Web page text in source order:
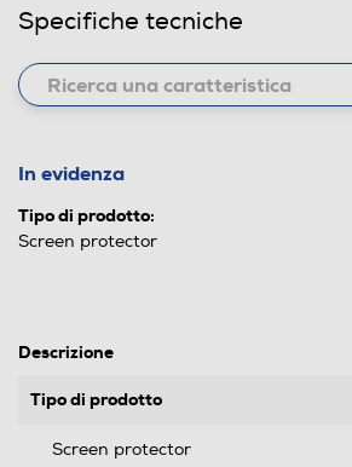
Specifiche tecniche
In evidenza
Tipo di prodotto:
Screen protector
Descrizione
Tipo di prodotto
Screen protector